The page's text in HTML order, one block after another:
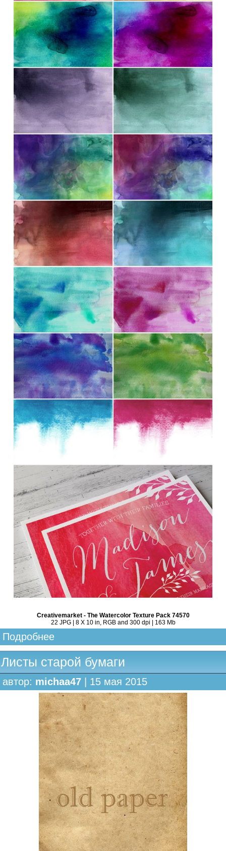
Creativemarket - The Watercolor Texture Pack 74570
22 JPG | 8 X 10 in, RGB and 300 dpi | 163 Mb
Подробнее
Листы старой бумаги
автор: michaa47 | 15 мая 2015